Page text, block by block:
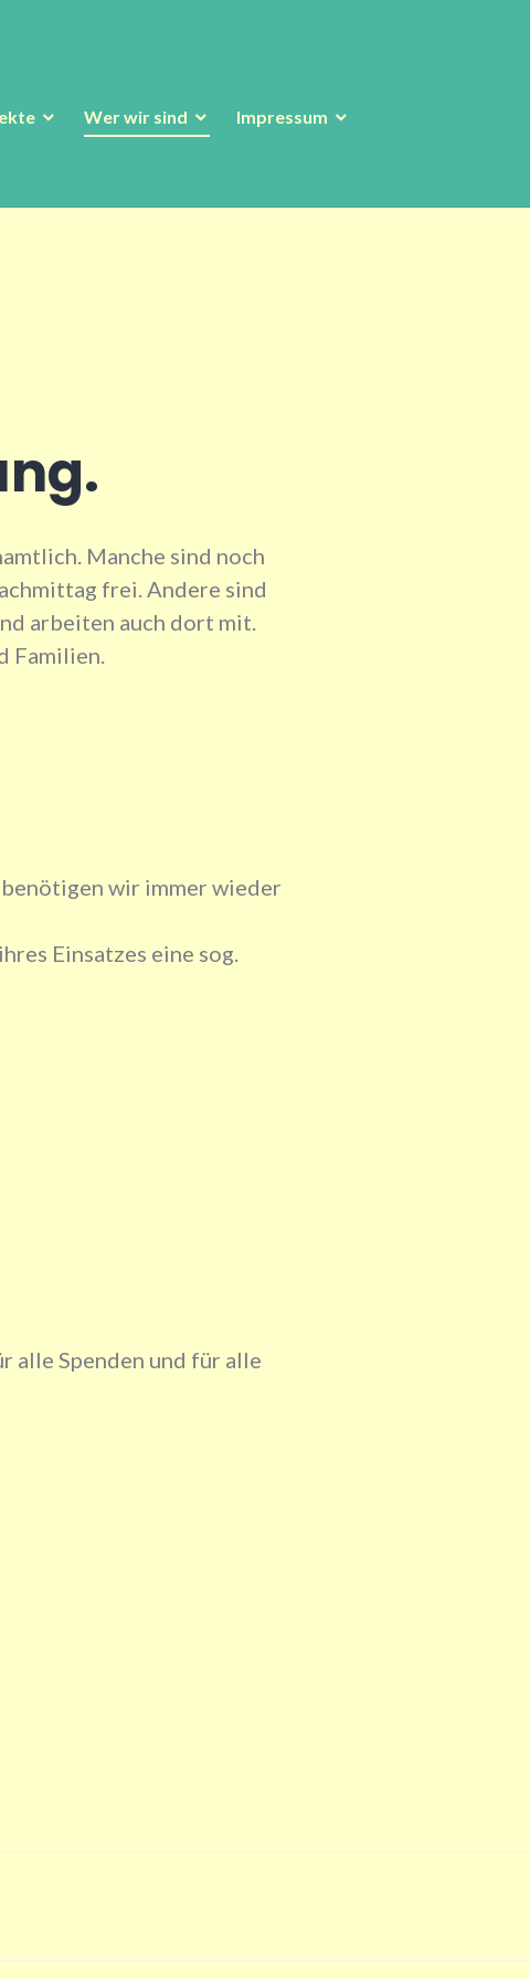
Wer wir sind
Impressum
Manche sind noch
frei. Andere sind
arbeiten auch dort mit.
Familien.
wir immer wieder
Einsatzes eine sog.
alle Spenden und für alle